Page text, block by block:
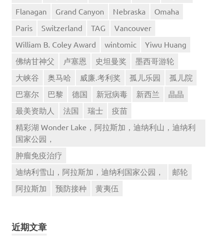
Flanagan
Grand Canyon Nebraska
Omaha
Paris
Switzerland TAG
Vancouver
William B. Coley Award
wintomic
Yiwu Huang
佛纳甘神父
卢塞恩 史坦曼奖
墨西哥游轮
大峡谷
奥马哈 威廉.考利奖 孤儿乐园
孤儿院
巴塞尔
巴黎 德国 新冠病毒 新西兰
晶晶
最美资助人
法国 瑞士
疫苗
精彩湖 Wonder Lake，阿拉斯加，迪纳利山，迪纳利
国家公园，
肿瘤免疫治疗
迪纳利雪山，阿拉斯加，迪纳利国家公园，
邮轮
阿拉斯加
预防接种 黄夷伍
近期文章